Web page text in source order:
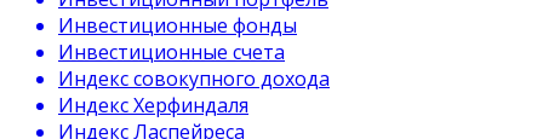
Инвестиционные фонды
Инвестиционные счета
Индекс совокупного дохода
Индекс Херфиндаля
Индекс Ласпейреса